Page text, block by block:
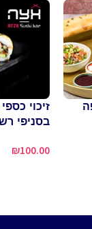
בסניפי
₪100.00